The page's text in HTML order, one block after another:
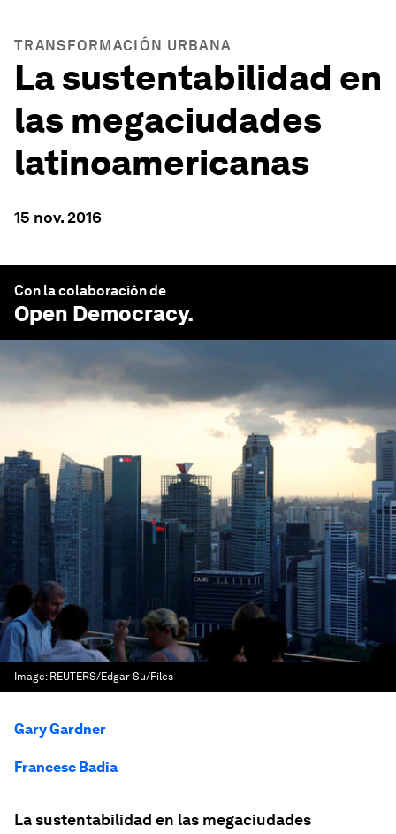
TRANSFORMACIÓN URBANA
La sustentabilidad en
las megaciudades
latinoamericanas
15 nov. 2016
Con la colaboración de
Open Democracy.
Image: REUTERS/Edgar Su/Files
Gary Gardner
Francesc Badia
La sustentabilidad en las megaciudades